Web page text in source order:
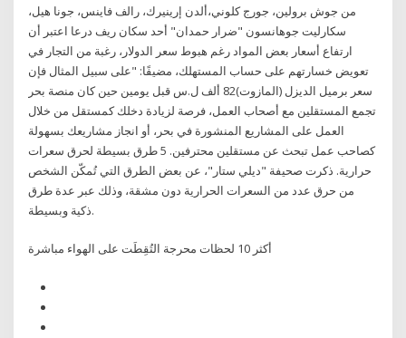
من جوش برولين، جورج كلوني،ألدن إرينيرك، رالف فاينس، جونا هيل،
سكارليت جوهانسون "ضرار حمدان" أحد سكان ريف درعا اعتبر أن
ارتفاع أسعار بعض المواد رغم هبوط سعر الدولار، رغبة من التجار في
تعويض خسارتهم على حساب المستهلك، مضيفًا: "على سبيل المثال فإن
سعر برميل الديزل (المازوت)82 ألف ل.س قبل يومين حين كان منصة بحر
تجمع المستقلين مع أصحاب العمل، فرصة لزيادة دخلك كمستقل من خلال
العمل على المشاريع المنشورة في بحر، أو انجاز مشاريعك بسهولة
كصاحب عمل تبحث عن مستقلين محترفين. 5 طرق بسيطة لحرق سعرات
حرارية. ذكرت صحيفة "ديلي ستار"، عن بعض الطرق التي تُمكّن الشخص
من حرق عدد من السعرات الحرارية دون مشقة، وذلك عبر عدة طرق
ذكية وبسيطة.
أكثر 10 لحظات محرجة التُقِطَت على الهواء مباشرة